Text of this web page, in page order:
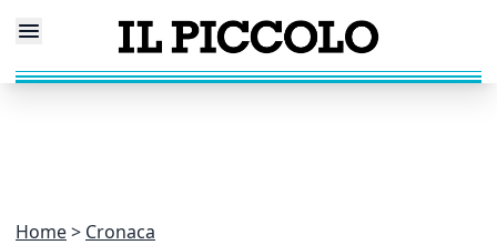
Home Cronaca